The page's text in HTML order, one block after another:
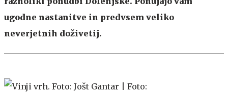
ugodne nastanitve in predvsem veliko
neverjetnih doživetij.